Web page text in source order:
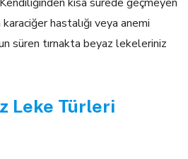
hastalığı veya anemi
süren tırnakta beyaz lekeleriniz
Leke Türleri